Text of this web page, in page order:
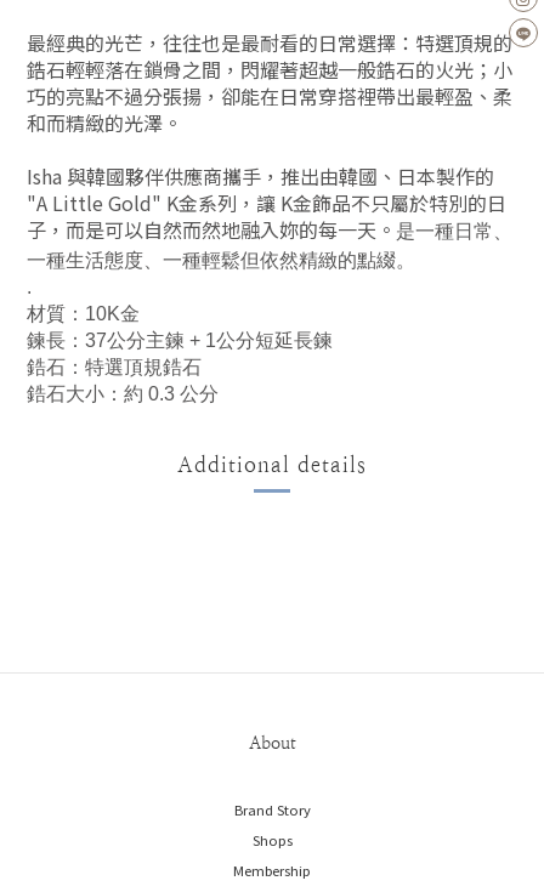
最經典的光芒，往往也是最耐看的日常選擇：特選頂規的
鋯石輕輕落在鎖骨之間 ，閃耀著超越一般鋯石的火光； 小
巧的亮點不過分張揚，卻能在日常穿搭裡帶出最輕盈、柔
和而精緻的光澤。
Isha 與韓國夥伴供應商攜手，推出由韓國、日本製作的
"A Little Gold" K金系列，讓 K金飾品不只屬於特別的日
子，而是可以自然而然地融入妳的每一天。 是一種日常、
一種生活態度、一種輕鬆但依然精緻的點綴。
.
材質：10K金
鍊長：37公分主鍊 + 1公分短延長鍊
鋯石：特選頂規鋯石
鋯石大小：約 0.3 公分
Additional details
About
Brand Story
Shops
Membership